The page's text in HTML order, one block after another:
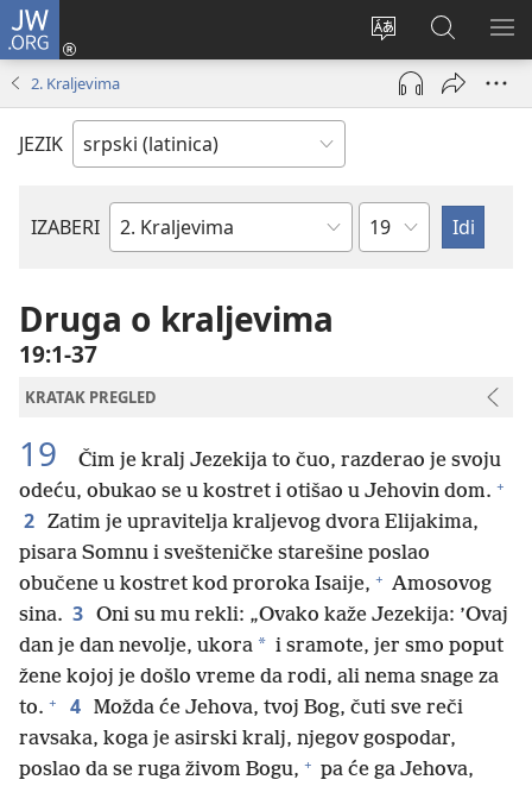
JW.ORG
Promeni
jezik
sajta
Prijava
(otvara
prozor)
Pretraga
sajta
JW.ORG
2. Kraljevima
JEZIK
IZABERI
Biblijska
Poglavlje
Druga o kraljevima
19:1-37
KRATAK PREGLED
19
Čim je kralj Jezekija to čuo, razderao je svoju
odeću, obukao se u kostret i otišao u Jehovin dom. +
2 Zatim je upravitelja kraljevog dvora Elijakima,
pisara Somnu i svešteničke starešine poslao
obučene u kostret kod proroka Isaije, + Amosovog
sina. 3 Oni su mu rekli: „Ovako kaže Jezekija: ’Ovaj
dan je dan nevolje, ukora * i sramote, jer smo poput
žene kojoj je došlo vreme da rodi, ali nema snage za
to. + 4 Možda će Jehova, tvoj Bog, čuti sve reči
ravsaka, koga je asirski kralj, njegov gospodar,
poslao da se ruga živom Bogu, + pa će ga Jehova,